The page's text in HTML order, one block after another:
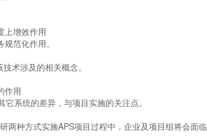
上增效作用
范化作用。
术涉及的相关概念。
作用
系统的差异，与项目实施的关注点。
两种方式实施APS项目过程中，企业及项目组将会面临